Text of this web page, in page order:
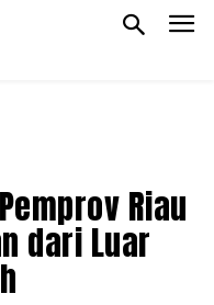
Riau
dari Luar